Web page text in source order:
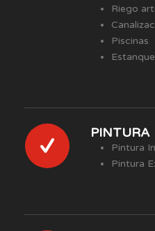
Riego
Piscinas
PINTURA
Pintura
Pintura